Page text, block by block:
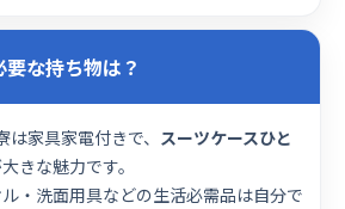
な持ち物は？
家具家電付きで、 スーツケースひと
きな魅力です。
・洗面用具などの生活必需品は自分で